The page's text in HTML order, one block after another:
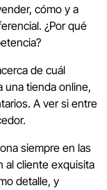
cómo y a
¿Por qué
de cuál
una tienda online,
A ver si entre
siempre en las
al cliente exquisita
detalle, y